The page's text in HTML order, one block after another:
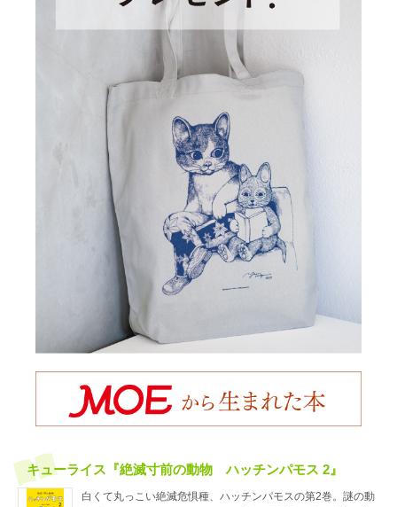
キューライス『絶滅寸前の動物 ハッチンパモス 2』
白くて丸っこい絶滅危惧種、ハッチンパモスの第2巻。謎の動